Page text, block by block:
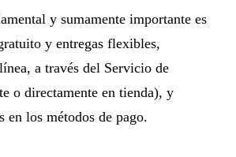
y sumamente importante es
y entregas flexibles,
a través del Servicio de
o directamente en tienda), y
en los métodos de pago.